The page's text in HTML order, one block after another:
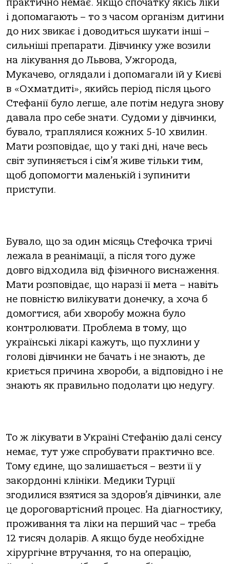
практично немає. Якщо спочатку якісь ліки
і допомагають – то з часом організм дитини
до них звикає і доводиться шукати інші –
сильніші препарати. Дівчинку уже возили
на лікування до Львова, Ужгорода,
Мукачево, оглядали і допомагали їй у Києві
в «Охматдиті», якийсь період після цього
Стефанії було легше, але потім недуга знову
давала про себе знати. Судоми у дівчинки,
бувало, траплялися кожних 5-10 хвилин.
Мати розповідає, що у такі дні, наче весь
світ зупиняється і сім’я живе тільки тим,
щоб допомогти маленькій і зупинити
приступи.
Бувало, що за один місяць Стефочка тричі
лежала в реанімації, а після того дуже
довго відходила від фізичного виснаження.
Мати розповідає, що наразі її мета – навіть
не повністю вилікувати донечку, а хоча б
домогтися, аби хворобу можна було
контролювати. Проблема в тому, що
українські лікарі кажуть, що пухлини у
голові дівчинки не бачать і не знають, де
криється причина хвороби, а відповідно і не
знають як правильно подолати цю недугу.
То ж лікувати в Україні Стефанію далі сенсу
немає, тут уже спробувати практично все.
Тому єдине, що залишається – везти її у
закордонні клініки. Медики Турції
згодилися взятися за здоров’я дівчинки, але
це дороговартісний процес. На діагностику,
проживання та ліки на перший час – треба
12 тисяч доларів. А якщо буде необхідне
хірургічне втручання, то на операцію,